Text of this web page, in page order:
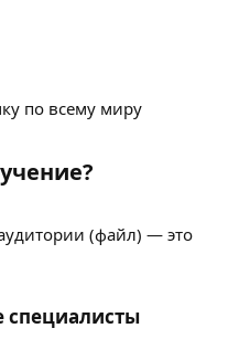
по всему миру
(файл) — это
специалисты​